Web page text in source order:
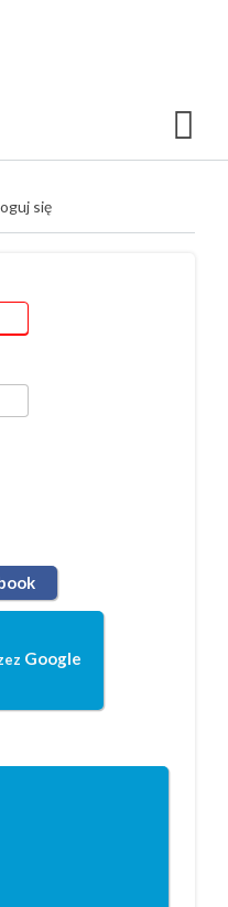
się
Google